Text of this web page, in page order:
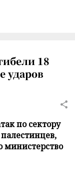
18
ударов
по сектору
министерство